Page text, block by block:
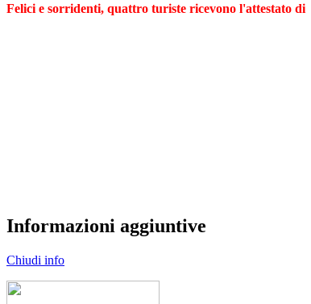
Felici e sorridenti, quattro turiste ricevono l'attestato di
Informazioni aggiuntive
Chiudi info